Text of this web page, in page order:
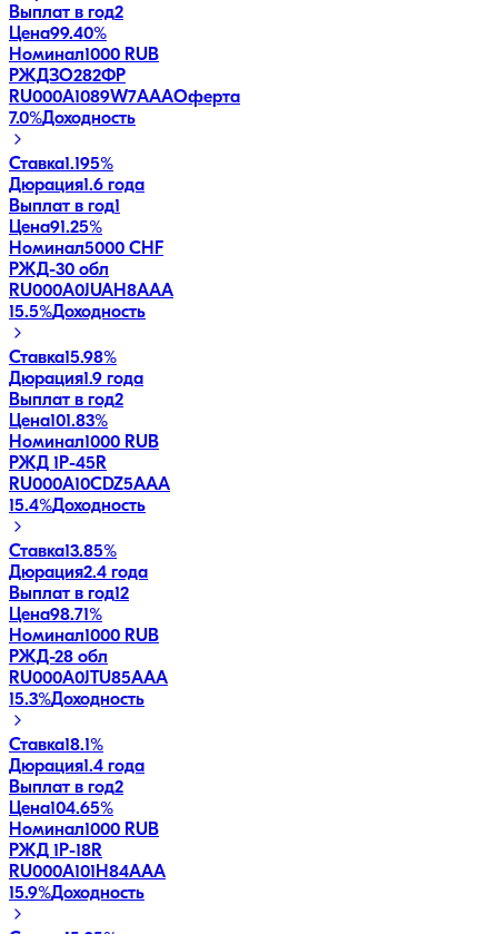
Выплат в год2
Цена99.40%
Номинал1000 RUB
РЖДЗО282ФР
RU000A1089W7AAAОферта
7.0%Доходность
Ставка1.195%
Дюрация1.6 года
Выплат в год1
Цена91.25%
Номинал5000 CHF
РЖД-30 обл
RU000A0JUAH8AAA
15.5%Доходность
Ставка15.98%
Дюрация1.9 года
Выплат в год2
Цена101.83%
Номинал1000 RUB
РЖД 1Р-45R
RU000A10CDZ5AAA
15.4%Доходность
Ставка13.85%
Дюрация2.4 года
Выплат в год12
Цена98.71%
Номинал1000 RUB
РЖД-28 обл
RU000A0JTU85AAA
15.3%Доходность
Ставка18.1%
Дюрация1.4 года
Выплат в год2
Цена104.65%
Номинал1000 RUB
РЖД 1Р-18R
RU000A101H84AAA
15.9%Доходность